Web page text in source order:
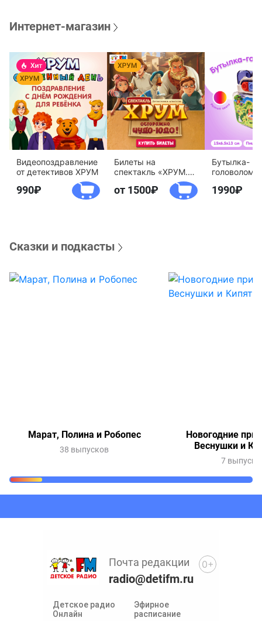
Интернет-магазин
Видеопоздравление
от детективов ХРУМ
990
Билеты на
спектакль «ХРУМ.
Осторожно, Чудо-
Юдо!»
от 1500
Бутылка-
агентство
1990
Сказки и подкасты
Марат, Полина и Робопес
38 выпусков
Новогодние
Веснушки и
7
Детское радио
Онлайн
Эфирное
расписание
Почта редакции
radio@detifm.ru
0+